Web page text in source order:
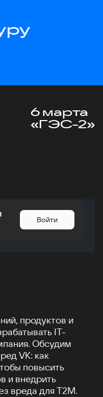
6 марта
«ГЭС-2»
Войти
продуктов и
IT-
Обсудим
VK: как
повысить
и внедрить
вреда для T2M.